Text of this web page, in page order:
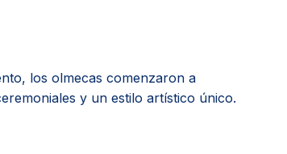
los olmecas comenzaron a
y un estilo artístico único.